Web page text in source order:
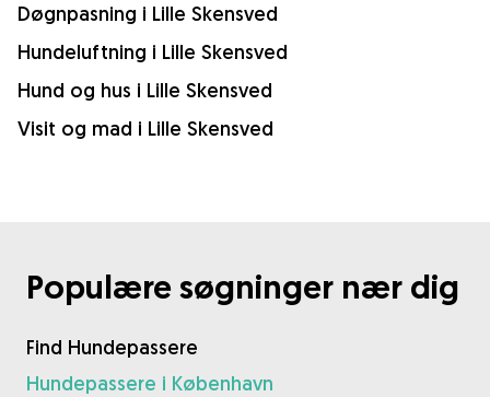
Døgnpasning i Lille Skensved
Hundeluftning i Lille Skensved
Hund og hus i Lille Skensved
Visit og mad i Lille Skensved
Populære søgninger nær dig
Find Hundepassere
Hundepassere i København